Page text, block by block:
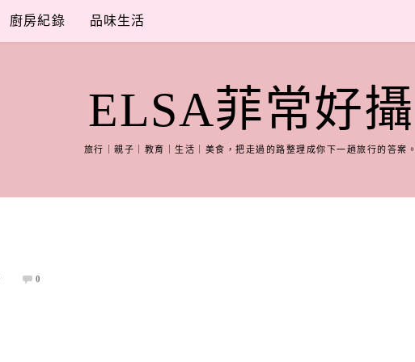
廚房紀錄 品味生活
ELSA菲常好攝
旅行｜親子｜教育｜生活｜美食，把走過的路整理成你下一趟旅行的答案。
0